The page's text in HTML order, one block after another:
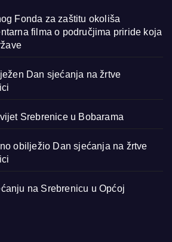
Fonda za zaštitu okoliša
filma o područjima priride koja
Dan sjećanja na žrtve
Srebrenice u Bobarama
obilježio Dan sjećanja na žrtve
na Srebrenicu u Općoj